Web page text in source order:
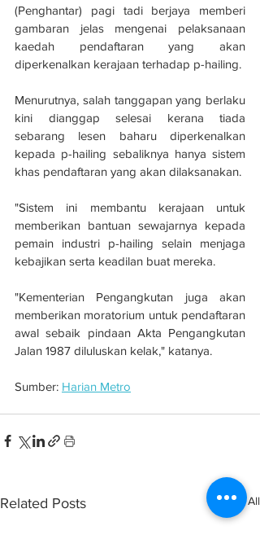
(Penghantar) pagi tadi berjaya memberi
gambaran jelas mengenai pelaksanaan
kaedah pendaftaran yang akan
diperkenalkan kerajaan terhadap p-hailing.
Menurutnya, salah tanggapan yang berlaku
kini dianggap selesai kerana tiada
sebarang lesen baharu diperkenalkan
kepada p-hailing sebaliknya hanya sistem
khas pendaftaran yang akan dilaksanakan.
"Sistem ini membantu kerajaan untuk
memberikan bantuan sewajarnya kepada
pemain industri p-hailing selain menjaga
kebajikan serta keadilan buat mereka.
"Kementerian Pengangkutan juga akan
memberikan moratorium untuk pendaftaran
awal sebaik pindaan Akta Pengangkutan
Jalan 1987 diluluskan kelak," katanya.
Sumber: Harian Metro
Related Posts See All